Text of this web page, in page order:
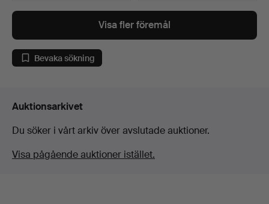
Visa fler föremål
Bevaka sökning
Auktionsarkivet
Du söker i vårt arkiv över avslutade auktioner.
Visa pågående auktioner istället.